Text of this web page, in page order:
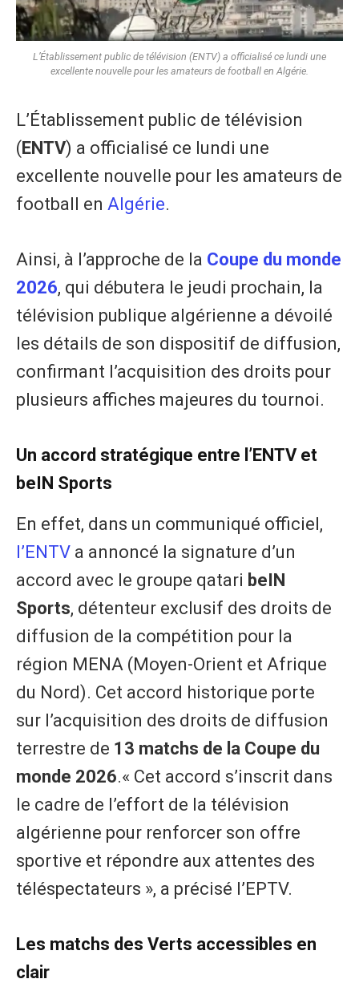
L’Établissement public de télévision (ENTV) a officialisé ce lundi une
excellente nouvelle pour les amateurs de football en Algérie.
L’Établissement public de télévision
(ENTV) a officialisé ce lundi une
excellente nouvelle pour les amateurs de
football en Algérie.
Ainsi, à l’approche de la Coupe du monde
2026, qui débutera le jeudi prochain, la
télévision publique algérienne a dévoilé
les détails de son dispositif de diffusion,
confirmant l’acquisition des droits pour
plusieurs affiches majeures du tournoi.
Un accord stratégique entre l’ENTV et
beIN Sports
En effet, dans un communiqué officiel,
l’ENTV a annoncé la signature d’un
accord avec le groupe qatari beIN
Sports, détenteur exclusif des droits de
diffusion de la compétition pour la
région MENA (Moyen-Orient et Afrique
du Nord). Cet accord historique porte
sur l’acquisition des droits de diffusion
terrestre de 13 matchs de la Coupe du
monde 2026.« Cet accord s’inscrit dans
le cadre de l’effort de la télévision
algérienne pour renforcer son offre
sportive et répondre aux attentes des
téléspectateurs », a précisé l’EPTV.
Les matchs des Verts accessibles en
clair